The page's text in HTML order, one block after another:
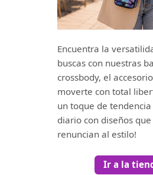
Encuentra la
buscas con nuestras
crossbody, el
moverte con total
un toque de
diario con diseños
renuncian al estilo!
Ir a la